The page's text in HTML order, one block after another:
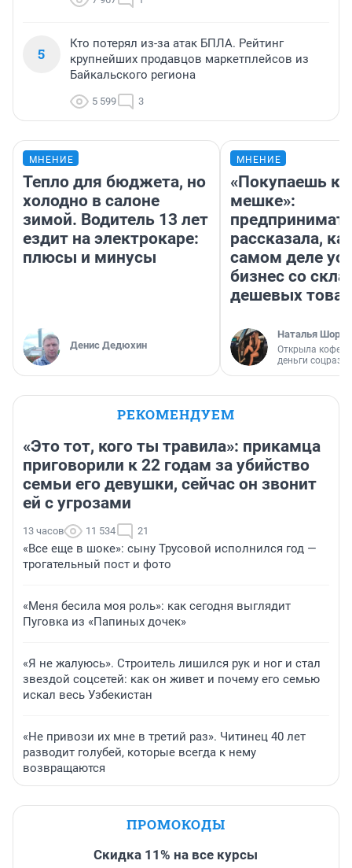
5
Кто потерял из-за атак БПЛА. Рейтинг
крупнейших продавцов маркетплейсов из
Байкальского региона
5 599 3
МНЕНИЕ
Тепло для бюджета, но
холодно в салоне
зимой. Водитель 13 лет
ездит на электрокаре:
плюсы и минусы
Денис Дедюхин
МНЕНИЕ
«Покупаешь
мешке»:
рассказала,
самом деле
бизнес со
дешевых
Наталья
Открыла
деньги
РЕКОМЕНДУЕМ
«Это тот, кого ты травила»: прикамца
приговорили к 22 годам за убийство
семьи его девушки, сейчас он звонит
ей с угрозами
13 часов 11 534 21
«Все еще в шоке»: сыну Трусовой исполнился год —
трогательный пост и фото
«Меня бесила моя роль»: как сегодня выглядит
Пуговка из «Папиных дочек»
«Я не жалуюсь». Строитель лишился рук и ног и стал
звездой соцсетей: как он живет и почему его семью
искал весь Узбекистан
«Не привози их мне в третий раз». Читинец 40 лет
разводит голубей, которые всегда к нему
возвращаются
ПРОМОКОДЫ
Скидка 11% на все курсы